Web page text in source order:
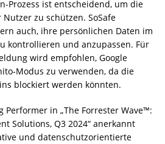
Prozess ist entscheidend, um die
zu schützen. SoSafe
auch, ihre persönlichen Daten im
kontrollieren und anzupassen. Für
wird empfohlen, Google
Modus zu verwenden, da die
blockiert werden könnten.
Performer in „The Forrester Wave™:
Solutions, Q3 2024“ anerkannt
und datenschutzorientierte